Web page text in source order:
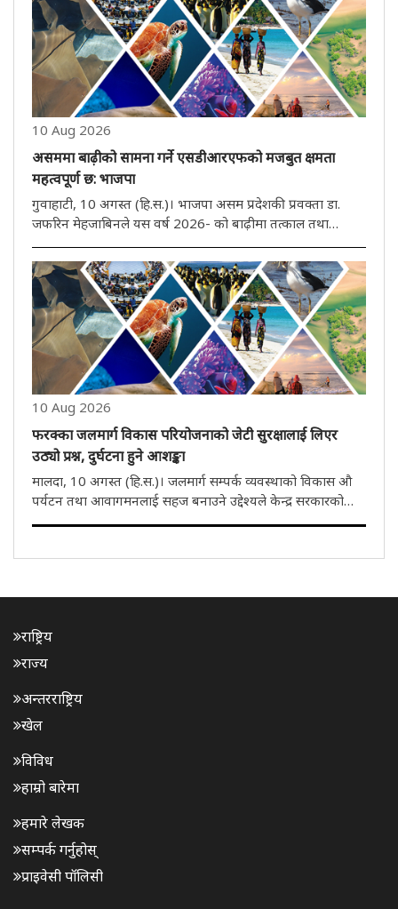
10 Aug 2026
असममा बाढ़ीको सामना गर्ने एसडीआरएफको मजबुत क्षमता
महत्वपूर्ण छ: भाजपा
गुवाहाटी, 10 अगस्त (हि.स.)। भाजपा असम प्रदेशकी प्रवक्ता डा.
जफरिन मेहजाबिनले यस वर्ष 2026- को बाढ़ीमा तत्काल तथा
समन्वित कारबाही गरेकोमा डा. हिमन्त बिस्व सरमा सरकारको सराहना
गरेकी छन्। उनले विशेष रूपमा राज्य आपदा प्रतिक्रिया बल
(एसडीआरएफ)- को क्षमत..
10 Aug 2026
फरक्का जलमार्ग विकास परियोजनाको जेटी सुरक्षालाई लिएर
उठ्यो प्रश्न, दुर्घटना हुने आशङ्का
मालदा, 10 अगस्त (हि.स.)। जलमार्ग सम्पर्क व्यवस्थाको विकास औ
पर्यटन तथा आवागमनलाई सहज बनाउने उद्देश्यले केन्द्र सरकारको
पहलमा फरक्कामा इनल्याण्ड वाटरवेज अथोरिटी अफ इण्डिया
यस परियोजना ..
राष्ट्रिय
राज्य
अन्तरराष्ट्रिय
खेल
विविध
हाम्रो बारेमा
हमारे लेखक
सम्पर्क गर्नुहोस्
प्राइवेसी पॉलिसी